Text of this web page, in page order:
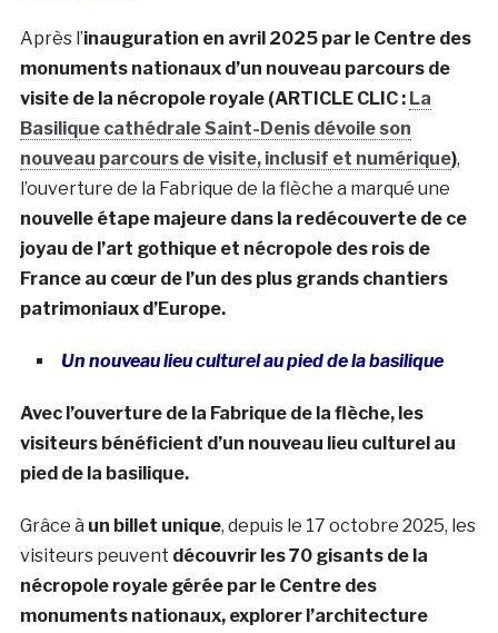
Après l’inauguration en avril 2025 par le Centre des
monuments nationaux d’un nouveau parcours de
visite de la nécropole royale (ARTICLE CLIC : La
Basilique cathédrale Saint-Denis dévoile son
nouveau parcours de visite, inclusif et numérique),
l’ouverture de la Fabrique de la flèche a marqué une
nouvelle étape majeure dans la redécouverte de ce
joyau de l’art gothique et nécropole des rois de
France au cœur de l’un des plus grands chantiers
patrimoniaux d’Europe.
Un nouveau lieu culturel au pied de la basilique
Avec l’ouverture de la Fabrique de la flèche, les
visiteurs bénéficient d’un nouveau lieu culturel au
pied de la basilique.
Grâce à un billet unique, depuis le 17 octobre 2025, les
visiteurs peuvent découvrir les 70 gisants de la
nécropole royale gérée par le Centre des
monuments nationaux, explorer l’architecture